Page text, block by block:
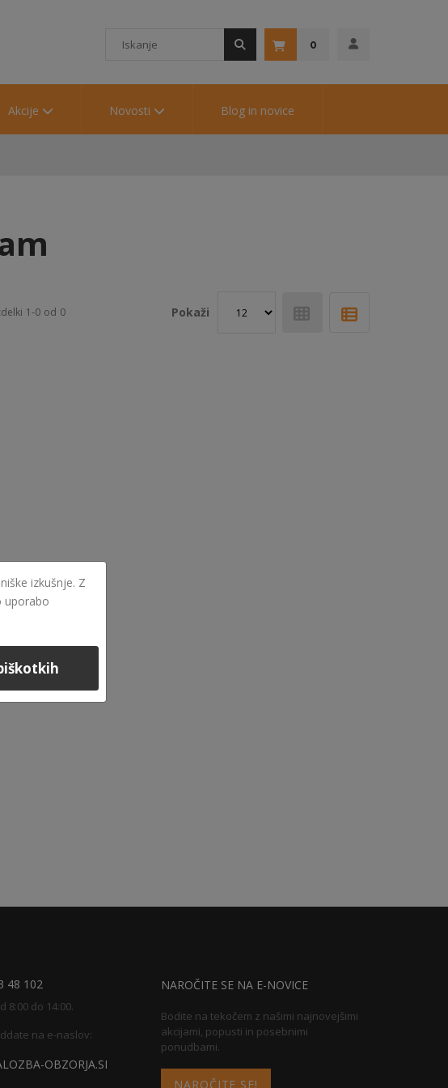
0
Akcije Novosti Blog in novice
1-0 od 0 Pokaži
48 102
8:00 do 14:00.
na e-naslov:
OBZORJA.SI
NAROČITE SE NA E-NOVICE
Bodite na tekočem z našimi najnovejšimi
akcijami, popusti in posebnimi
ponudbami.
NAROČITE SE!
izkušnje. Z
uporabo